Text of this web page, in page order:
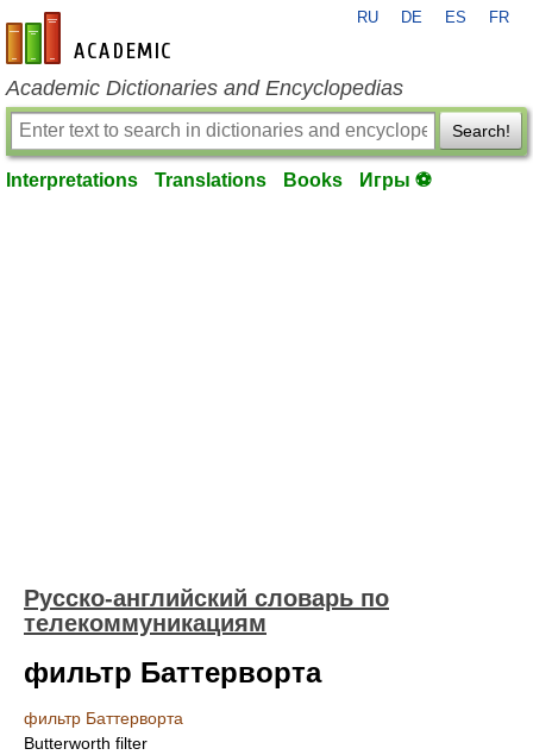
en-academic.com
RU DE ES FR
Academic Dictionaries and Encyclopedias
Search!
Interpretations Translations Books Игры ⚽
Русско-английский словарь по
телекоммуникациям
фильтр Баттерворта
фильтр Баттерворта
Butterworth filter